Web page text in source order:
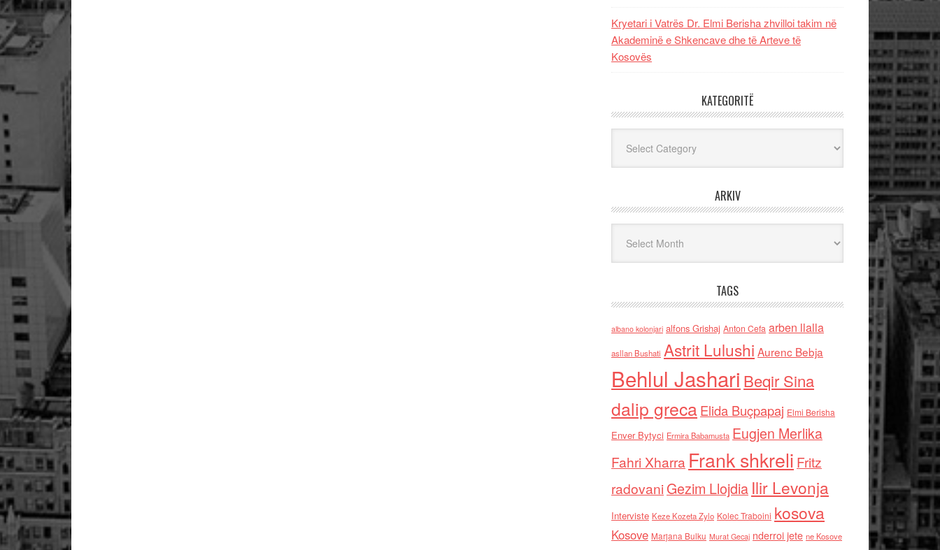
Kryetari i Vatrës Dr. Elmi Berisha zhvilloi takim në
Akademinë e Shkencave dhe të Arteve të
Kosovës
KATEGORITË
ARKIV
TAGS
albano kolonjari alfons Grishaj Anton Cefa arben llalla
asllan Bushati Astrit Lulushi Aurenc Bebja
Behlul Jashari Beqir Sina
dalip grecaElida Buçpapaj Elmi Berisha
Enver Bytyci Ermira Babamusta Eugjen Merlika
Fahri Xharra Frank shkreli Fritz
radovaniGezim Llojdia Ilir Levonja
Interviste Keze Kozeta Zylo Kolec Traboini kosova
Kosove Marjana Bulku Murat Gecaj nderroi jete ne Kosove